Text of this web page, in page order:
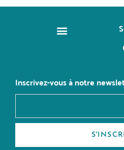
Inscrivez-vous à notre